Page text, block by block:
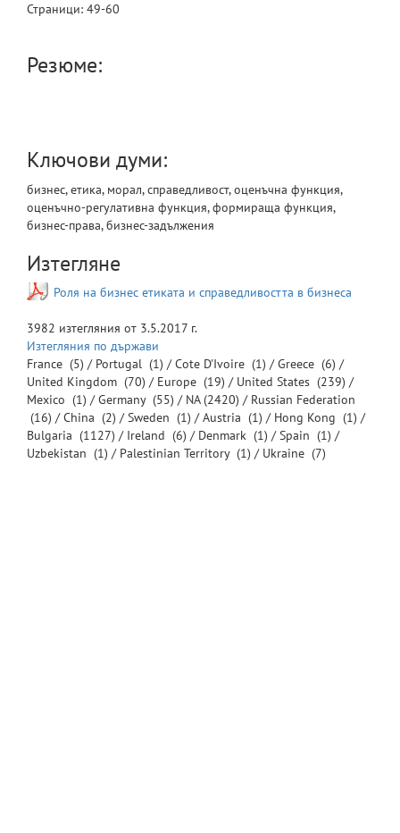
Страници: 49-60
Резюме:
Ключови думи:
бизнес, етика, морал, справедливост, оценъчна функция,
оценъчно-регулативна функция, формираща функция,
бизнес-права, бизнес-задължения
Изтегляне
Роля на бизнес етиката и справедливостта в бизнеса
3982 изтегляния от 3.5.2017 г.
Изтегляния по държави
France (5) / Portugal (1) /Cote D'Ivoire (1) /Greece (6) /
United Kingdom (70) / Europe (19) / United States (239) /
Mexico (1) /Germany (55) / NA(2420) / Russian Federation
(16) /China (2) /Sweden (1) /Austria (1) / Hong Kong (1) /
Bulgaria (1127) / Ireland (6) / Denmark (1) /Spain (1) /
Uzbekistan (1) / Palestinian Territory (1) / Ukraine (7)